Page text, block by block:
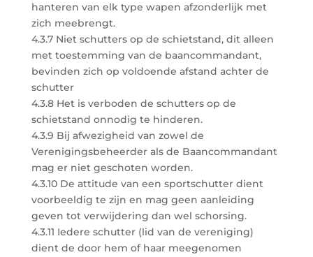
hanteren van elk type wapen afzonderlijk met
zich meebrengt.
4.3.7 Niet schutters op de schietstand, dit alleen
met toestemming van de baancommandant,
bevinden zich op voldoende afstand achter de
schutter
4.3.8 Het is verboden de schutters op de
schietstand onnodig te hinderen.
4.3.9 Bij afwezigheid van zowel de
Verenigingsbeheerder als de Baancommandant
mag er niet geschoten worden.
4.3.10 De attitude van een sportschutter dient
voorbeeldig te zijn en mag geen aanleiding
geven tot verwijdering dan wel schorsing.
4.3.11 Iedere schutter (lid van de vereniging)
dient de door hem of haar meegenomen